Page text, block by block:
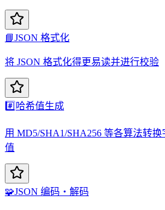
📘JSON 格式化
将 JSON 格式化得更易读并进行校验
#️⃣ 哈希值生成
用 MD5/SHA1/SHA256 等各算法转
值
🧩JSON 编码・解码